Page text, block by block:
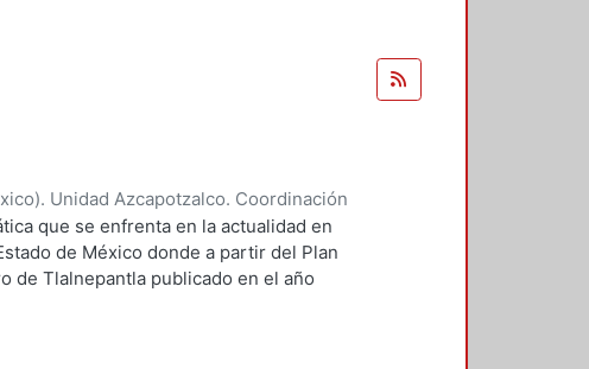
Unidad Azcapotzalco. Coordinación
Flores, Enya Kassandra;Díaz
que se enfrenta en la actualidad en
de México donde a partir del Plan
de Tlalnepantla publicado en el año